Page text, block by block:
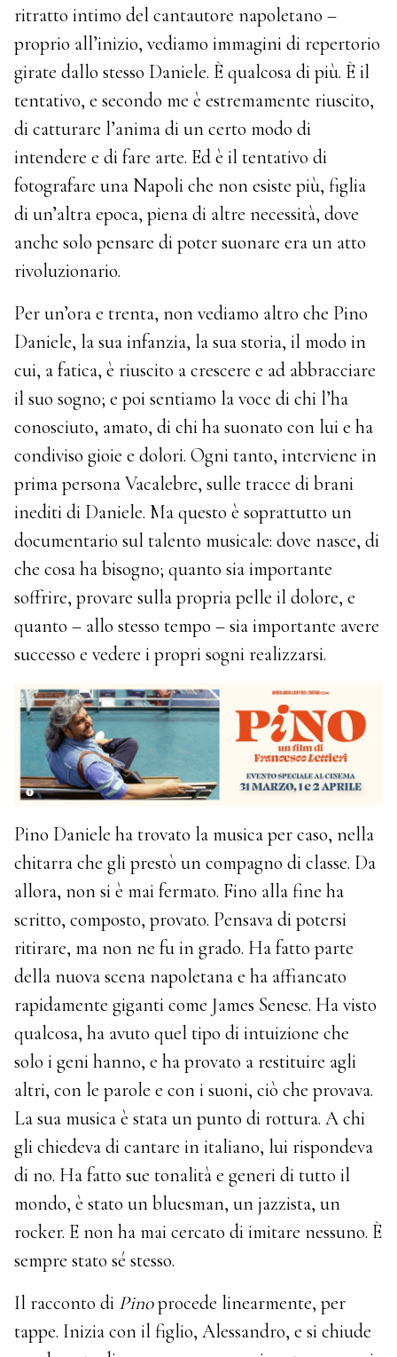
ritratto intimo del cantautore napoletano –
proprio all’inizio, vediamo immagini di repertorio
girate dallo stesso Daniele. È qualcosa di più. È il
tentativo, e secondo me è estremamente riuscito,
di catturare l’anima di un certo modo di
intendere e di fare arte. Ed è il tentativo di
fotografare una Napoli che non esiste più, figlia
di un’altra epoca, piena di altre necessità, dove
anche solo pensare di poter suonare era un atto
rivoluzionario.
Per un’ora e trenta, non vediamo altro che Pino
Daniele, la sua infanzia, la sua storia, il modo in
cui, a fatica, è riuscito a crescere e ad abbracciare
il suo sogno; e poi sentiamo la voce di chi l’ha
conosciuto, amato, di chi ha suonato con lui e ha
condiviso gioie e dolori. Ogni tanto, interviene in
prima persona Vacalebre, sulle tracce di brani
inediti di Daniele. Ma questo è soprattutto un
documentario sul talento musicale: dove nasce, di
che cosa ha bisogno; quanto sia importante
soffrire, provare sulla propria pelle il dolore, e
quanto – allo stesso tempo – sia importante avere
successo e vedere i propri sogni realizzarsi.
Pino Daniele ha trovato la musica per caso, nella
chitarra che gli prestò un compagno di classe. Da
allora, non si è mai fermato. Fino alla fine ha
scritto, composto, provato. Pensava di potersi
ritirare, ma non ne fu in grado. Ha fatto parte
della nuova scena napoletana e ha affiancato
rapidamente giganti come James Senese. Ha visto
qualcosa, ha avuto quel tipo di intuizione che
solo i geni hanno, e ha provato a restituire agli
altri, con le parole e con i suoni, ciò che provava.
La sua musica è stata un punto di rottura. A chi
gli chiedeva di cantare in italiano, lui rispondeva
di no. Ha fatto sue tonalità e generi di tutto il
mondo, è stato un bluesman, un jazzista, un
rocker. E non ha mai cercato di imitare nessuno. È
sempre stato sé stesso.
Il racconto di Pinoprocede linearmente, per
tappe. Inizia con il figlio, Alessandro, e si chiude